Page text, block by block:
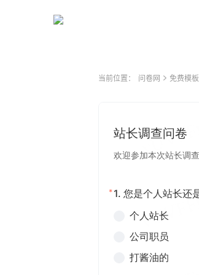
当前位置： 问卷网 免费模板